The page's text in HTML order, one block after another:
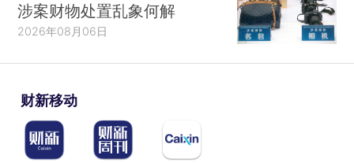
涉案财物处置乱象何解
2026年08月06日
财新移动